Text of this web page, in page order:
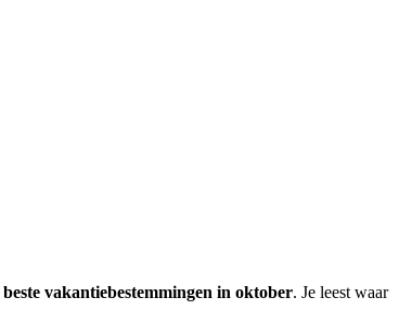
beste vakantiebestemmingen in oktober. Je leest waar